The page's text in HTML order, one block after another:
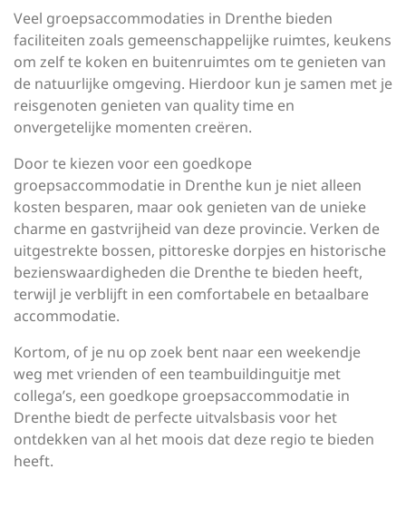
Veel groepsaccommodaties in Drenthe bieden
faciliteiten zoals gemeenschappelijke ruimtes, keukens
om zelf te koken en buitenruimtes om te genieten van
de natuurlijke omgeving. Hierdoor kun je samen met je
reisgenoten genieten van quality time en
onvergetelijke momenten creëren.
Door te kiezen voor een goedkope
groepsaccommodatie in Drenthe kun je niet alleen
kosten besparen, maar ook genieten van de unieke
charme en gastvrijheid van deze provincie. Verken de
uitgestrekte bossen, pittoreske dorpjes en historische
bezienswaardigheden die Drenthe te bieden heeft,
terwijl je verblijft in een comfortabele en betaalbare
accommodatie.
Kortom, of je nu op zoek bent naar een weekendje
weg met vrienden of een teambuildinguitje met
collega’s, een goedkope groepsaccommodatie in
Drenthe biedt de perfecte uitvalsbasis voor het
ontdekken van al het moois dat deze regio te bieden
heeft.